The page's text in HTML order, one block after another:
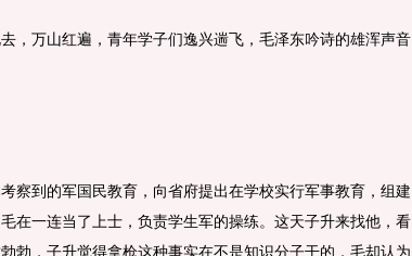
万山红遍，青年学子们逸兴遄飞，毛泽东吟诗的雄浑声音
到的军国民教育，向省府提出在学校实行军事教育，组建
在一连当了上士，负责学生军的操练。这天子升来找他，看
勃，子升觉得拿枪这种事实在不是知识分子干的，毛却认为